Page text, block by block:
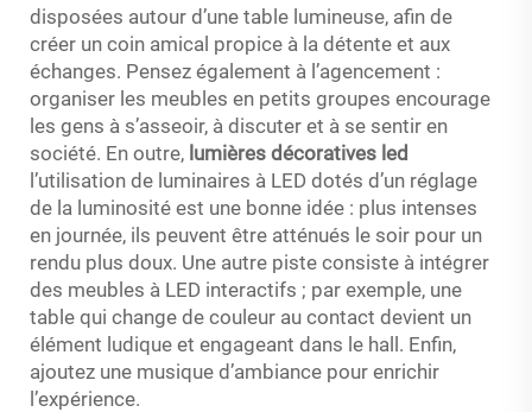
disposées autour d’une table lumineuse, afin de
créer un coin amical propice à la détente et aux
échanges. Pensez également à l’agencement :
organiser les meubles en petits groupes encourage
les gens à s’asseoir, à discuter et à se sentir en
société. En outre, lumières décoratives led
l’utilisation de luminaires à LED dotés d’un réglage
de la luminosité est une bonne idée : plus intenses
en journée, ils peuvent être atténués le soir pour un
rendu plus doux. Une autre piste consiste à intégrer
des meubles à LED interactifs ; par exemple, une
table qui change de couleur au contact devient un
élément ludique et engageant dans le hall. Enfin,
ajoutez une musique d’ambiance pour enrichir
l’expérience.